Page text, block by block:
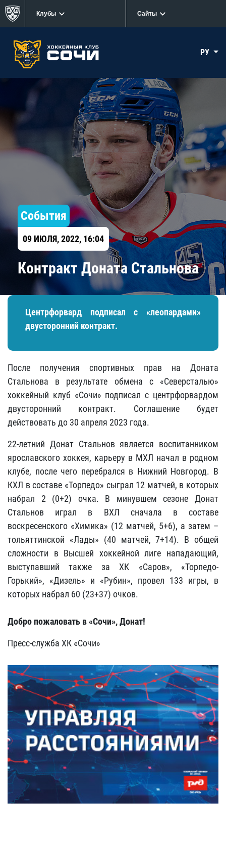
Клубы Сайты
РУ
События
09 ИЮЛЯ, 2022, 16:04
Контракт Доната Стальнова
Центрфорвард подписал с «леопардами»
двусторонний контракт.
После получения спортивных прав на Доната
Стальнова в результате обмена с «Северсталью»
хоккейный клуб «Сочи» подписал с центрфорвардом
двусторонний контракт. Соглашение будет
действовать до 30 апреля 2023 года.
22-летний Донат Стальнов является воспитанником
ярославского хоккея, карьеру в МХЛ начал в родном
клубе, после чего перебрался в Нижний Новгород. В
КХЛ в составе «Торпедо» сыграл 12 матчей, в которых
набрал 2 (0+2) очка. В минувшем сезоне Донат
Стальнов играл в ВХЛ сначала в составе
воскресенского «Химика» (12 матчей, 5+6), а затем –
тольяттинской «Лады» (40 матчей, 7+14). В общей
сложности в Высшей хоккейной лиге нападающий,
выступавший также за ХК «Саров», «Торпедо-
Горький», «Дизель» и «Рубин», провел 133 игры, в
которых набрал 60 (23+37) очков.
Добро пожаловать в «Сочи», Донат!
Пресс-служба ХК «Сочи»